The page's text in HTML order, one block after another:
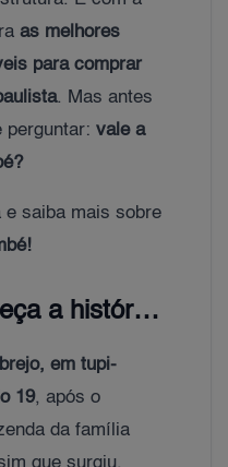
as melhores
para comprar
. Mas antes
perguntar: vale a
e saiba mais sobre
Tremembé: conheça a história do bairro
em tupi-
19, após o
da família
que surgiu,